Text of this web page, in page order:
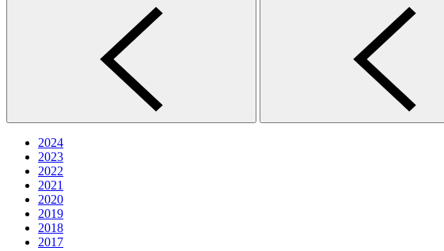
2024
2023
2022
2021
2020
2019
2018
2017